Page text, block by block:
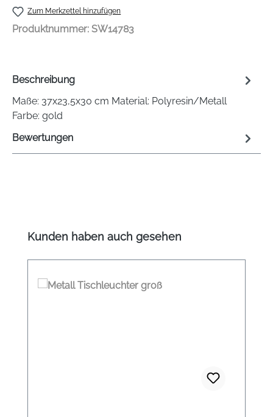
Zum Merkzettel hinzufügen
Produktnummer: SW14783
Beschreibung
Maße: 37x23,5x30 cm Material: Polyresin/Metall
Farbe: gold
Bewertungen
Produktgalerie überspringen
Kunden haben auch gesehen